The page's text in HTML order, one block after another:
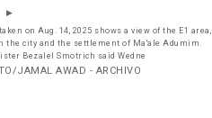
the city and the settlement of Ma'ale Adumim.
Bezalel Smotrich said Wedne
JAMAL AWAD - ARCHIVO